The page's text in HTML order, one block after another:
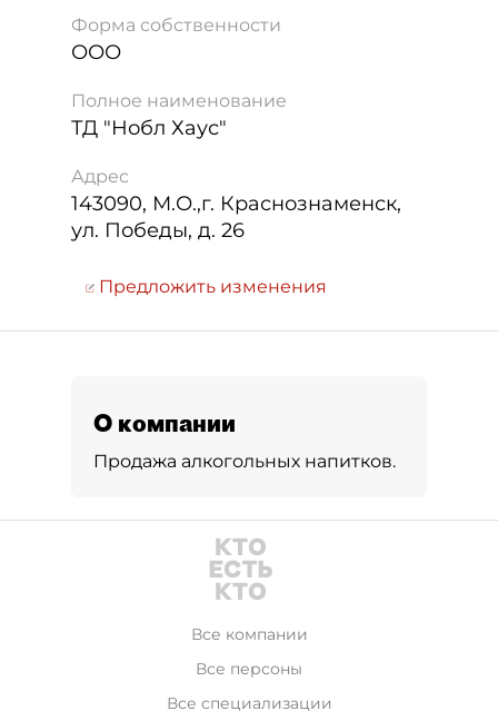
Форма собственности
ООО
Полное наименование
ТД "Нобл Хаус"
Адрес
143090, М.О.,г. Краснознаменск,
ул. Победы, д. 26
Предложить изменения
О компании
Продажа алкогольных напитков.
Все компании
Все персоны
Все специализации